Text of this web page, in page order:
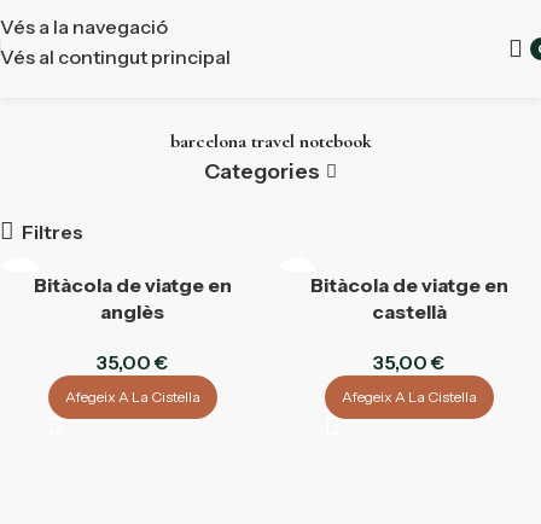
Vés a la navegació
Vés al contingut principal
barcelona travel notebook
Categories
Filtres
Bitàcola de viatge en
anglès
35,00€
Afegeix A La Cistella
Bitàcola de viatge en
castellà
35,00€
Afegeix A La Cistella
¡Enviament gratuït en compres superiors a 50 €!